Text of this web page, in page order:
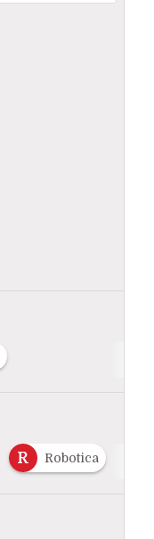
R Robotica